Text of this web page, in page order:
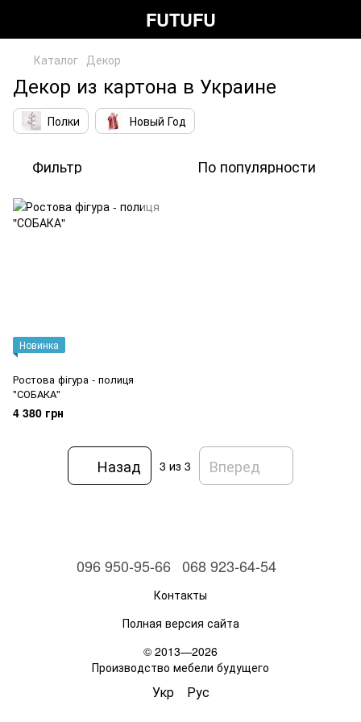
FUTUFU
Каталог Декор
Декор из картона в Украине
Полки Новый Год
Фильтр По популярности
Новинка
Ростова фігура - полиця
"СОБАКА"
4 380 грн
Назад 3 из 3 Вперед
096 950-95-66 068 923-64-54
Контакты
Полная версия сайта
© 2013—2026
Производство мебели будущего
Укр Рус